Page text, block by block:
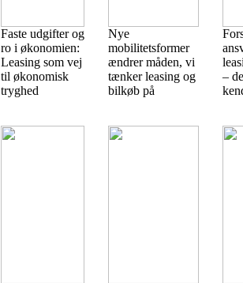
Faste udgifter og
ro i økonomien:
Leasing som vej
til økonomisk
tryghed
Nye
mobilitetsformer
ændrer måden, vi
tænker leasing og
bilkøb på
–